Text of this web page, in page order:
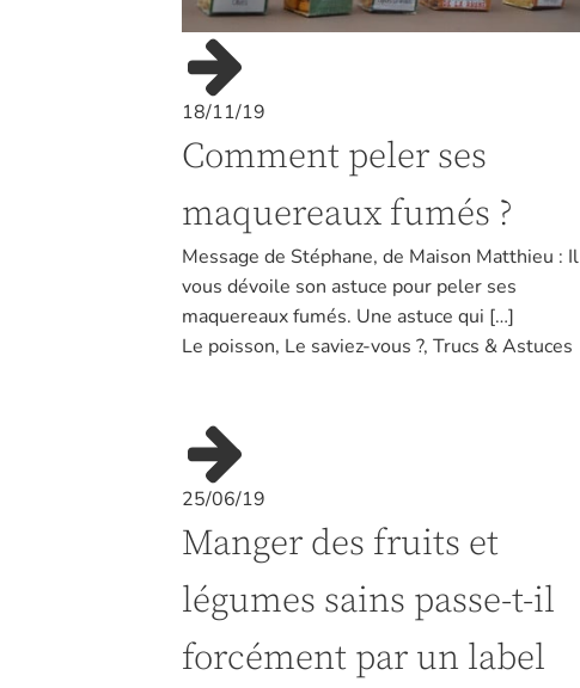
18/11/19
Comment peler ses
maquereaux fumés ?
Message de Stéphane, de Maison Matthieu : Il
vous dévoile son astuce pour peler ses
maquereaux fumés. Une astuce qui […]
Le poisson, Le saviez-vous ?, Trucs & Astuces
25/06/19
Manger des fruits et
légumes sains passe-t-il
forcément par un label